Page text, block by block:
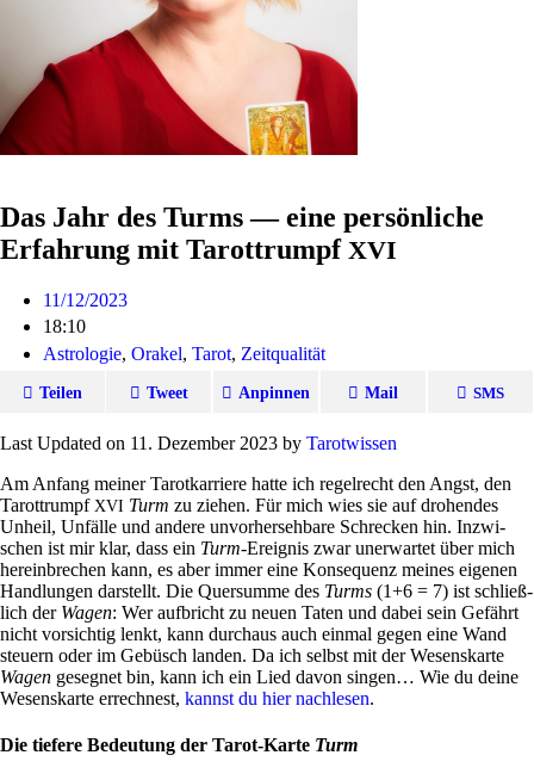
Das Jahr des Turms — eine persönliche
Erfahrung mit Tarottrumpf XVI
11/12/2023
18:10
Astrologie, Orakel, Tarot, Zeitqualität
Teilen Tweet Anpinnen Mail SMS
Last Updated on 11. Dezember 2023 by Tarot­wissen
Am Anfang meiner Tarot­kar­riere hatte ich regel­recht den Angst, den
Tarot­trumpfXVI Turm zu ziehen. Für mich wies sie auf dro­hendes
Unheil, Unfälle und andere unvor­her­seh­bare Schrecken hin. Inzwi­
schen ist mir klar, dass ein Turm-Ereignis zwar uner­wartet über mich
her­ein­bre­chen kann, es aber immer eine Kon­se­quenz meines eigenen
Hand­lungen dar­stellt. Die Quer­summe des Turms (1+6 = 7) ist schließ­
lich der Wagen: Wer auf­bricht zu neuen Taten und dabei sein Gefährt
nicht vor­sichtig lenkt, kann durchaus auch einmal gegen eine Wand
steuern oder im Gebüsch landen. Da ich selbst mit der Wesens­karte
Wagen gesegnet bin, kann ich ein Lied davon singen… Wie du deine
Wesens­karte errech­nest, kannst du hier nach­lesen.
Die tiefere Bedeutung der Tarot-Karte Turm